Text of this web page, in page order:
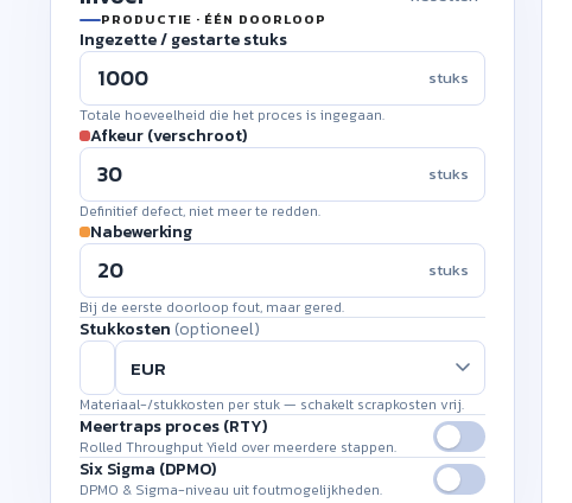
PRODUCTIE · ÉÉN DOORLOOP
Ingezette / gestarte stuks
stuks
Totale hoeveelheid die het proces is ingegaan.
Afkeur (verschroot)
stuks
Definitief defect, niet meer te redden.
Nabewerking
stuks
Bij de eerste doorloop fout, maar gered.
Stukkosten (optioneel)
Materiaal-/stukkosten per stuk — schakelt scrapkosten vrij.
Meertraps proces (RTY)
Rolled Throughput Yield over meerdere stappen.
# INVOER FOUTEN YIELD
Six Sigma (DPMO)
DPMO & Sigma-niveau uit foutmogelijkheden.